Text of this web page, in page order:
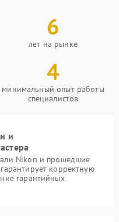
6
лет на рынке
4
минимальный опыт работы
специалистов
и
Nikon и прошедшие
корректную
гарантийных